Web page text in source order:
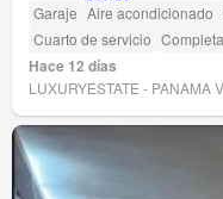
Garaje Aire acondicionado
Cuarto de servicio
Hace 12 días
LUXURYESTATE - PANAMA